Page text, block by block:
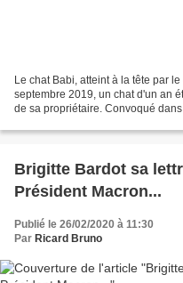
Le chat Babi, atteint à la tête par
septembre 2019, un chat d'un an
de sa propriétaire. Convoqué
Brigitte Bardot sa
Président Macron...
Publié le 26/02/2020 à 11:30
Par Ricard Bruno